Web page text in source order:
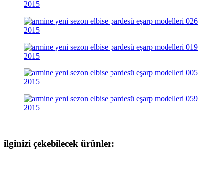
ilginizi çekebilecek ürünler: